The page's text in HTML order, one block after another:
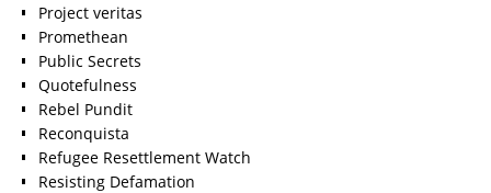
Project veritas
Promethean
Public Secrets
Quotefulness
Rebel Pundit
Reconquista
Refugee Resettlement Watch
Resisting Defamation